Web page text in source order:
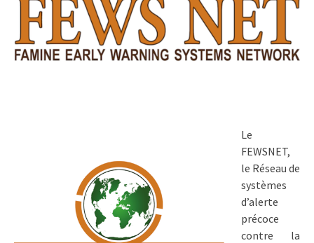
Le
FEWSNET,
le Réseau de
systèmes
d’alerte
précoce
contre la